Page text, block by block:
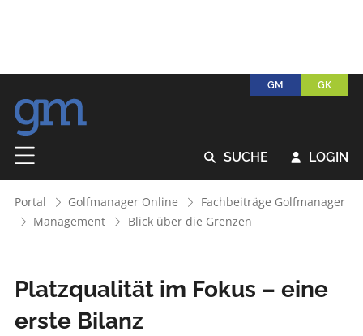
GM GK
 SUCHE  LOGIN
Portal Golfmanager Online
Fachbeiträge Golfmanager
Management
Blick über die Grenzen
Platzqualität im Fokus – eine
erste Bilanz